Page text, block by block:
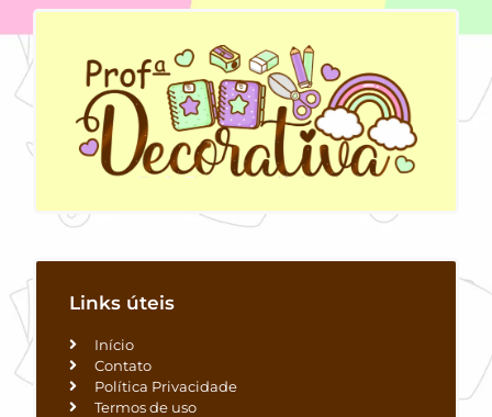
Links úteis
Início
Contato
Política Privacidade
Termos de uso